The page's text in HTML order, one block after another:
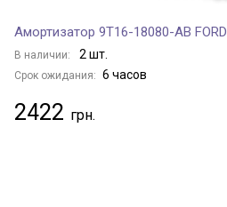
Амортизатор 9T16-18080-AB FORD
В наличии: 2 шт.
Срок ожидания: 6 часов
2422